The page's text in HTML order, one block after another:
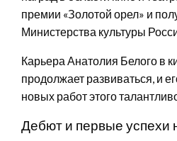
премии «Золотой орел» и
Министерства культуры
Карьера Анатолия Белого в
продолжает развиваться, и
новых работ этого
Дебют и первые успехи